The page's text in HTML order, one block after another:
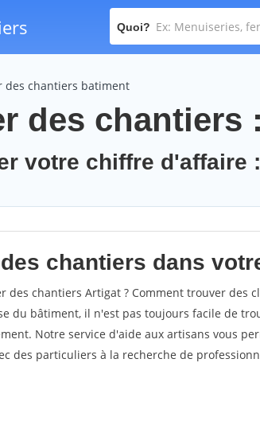
Quoi?
des chantiers batiment
des chantiers
votre chiffre d'affaire
chantiers dans
des chantiers Artigat ? Comment trouver des
du bâtiment, il n'est pas toujours facile de
Notre service d'aide aux artisans vous
des particuliers à la recherche de